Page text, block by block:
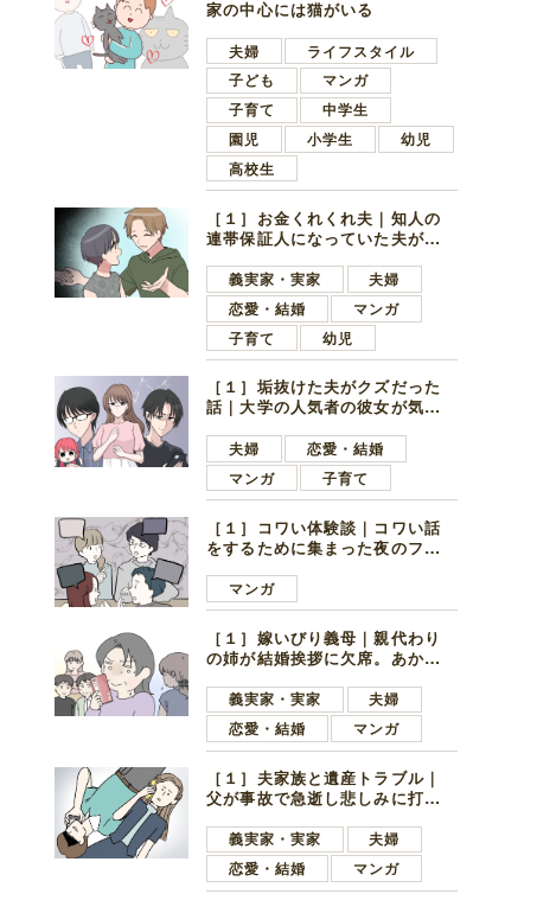
家の中心には猫がいる
夫婦
ライフスタイル
子ども
マンガ
子育て
中学生
園児
小学生
幼児
高校生
［１］お金くれくれ夫｜知人の
連帯保証人になっていた夫が家
言ってきた
義実家・実家
夫婦
恋愛・結婚
マンガ
子育て
幼児
［１］垢抜けた夫がクズだった
話｜大学の人気者の彼女が気に
子学生
夫婦
恋愛・結婚
マンガ
子育て
［１］コワい体験談｜コワい話
をするために集まった夜のファ
好きの男の子ママ
マンガ
［１］嫁いびり義母｜親代わり
の姉が結婚挨拶に欠席。あから
義実家・実家
夫婦
恋愛・結婚
マンガ
［１］夫家族と遺産トラブル｜
父が事故で急逝し悲しみに打ち
ます夫
義実家・実家
夫婦
恋愛・結婚
マンガ